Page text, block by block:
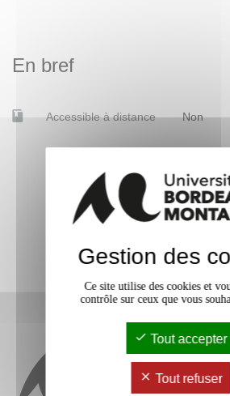
En bref
Accessible à distance Non
Gestion des
Ce site utilise des cookies et
contrôle sur ceux que vous
Tout accepter
Tout refuser